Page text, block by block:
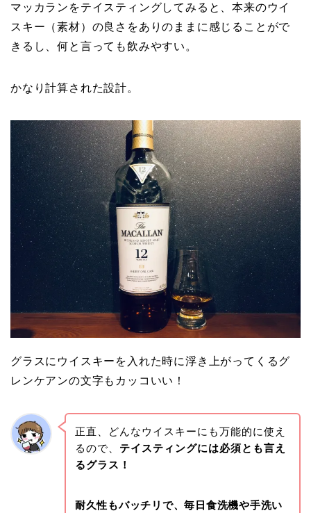
マッカランをテイスティングしてみると、本来のウイ
スキー（素材）の良さをありのままに感じることがで
きるし、何と言っても飲みやすい。
かなり計算された設計。
グラスにウイスキーを入れた時に浮き上がってくるグ
レンケアンの文字もカッコいい！
正直、どんなウイスキーにも万能的に使え
るので、 テイスティングには必須とも言え
るグラス！
耐久性もバッチリで、毎日食洗機や手洗い